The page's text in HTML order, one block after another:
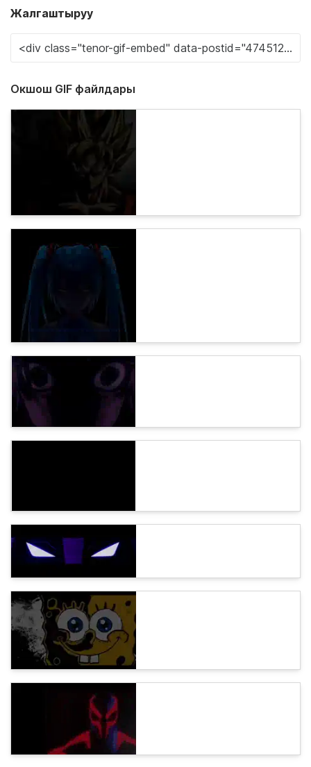
Жалгаштыруу
Окшош GIF файлдары